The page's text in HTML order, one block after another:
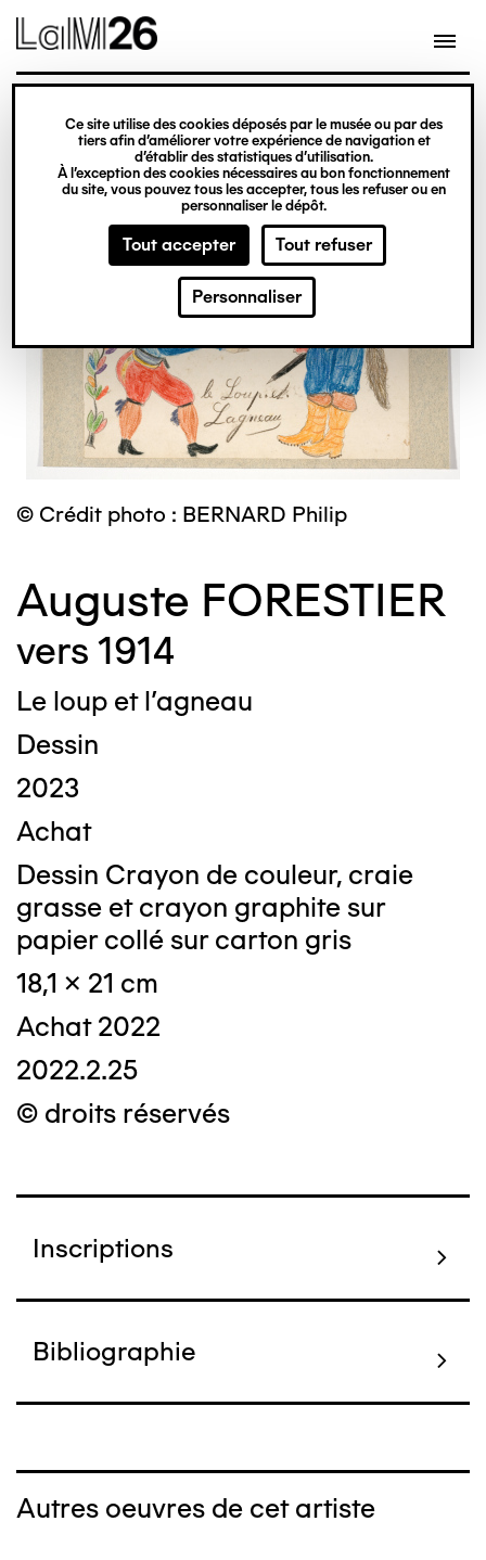
Gestion des cookies
Ce site utilise des cookies déposés par le musée ou par des
tiers afin d’améliorer votre expérience de navigation et
d’établir des statistiques d’utilisation.
À l’exception des cookies nécessaires au bon fonctionnement
du site, vous pouvez tous les accepter, tous les refuser ou en
personnaliser le dépôt.
Tout accepter Tout refuser
Personnaliser
contenu
© Crédit photo : BERNARD Philip
Auguste FORESTIER
vers 1914
Le loup et l'agneau
Dessin
2023
Achat
Dessin Crayon de couleur, craie
grasse et crayon graphite sur
papier collé sur carton gris
18,1 x 21 cm
Achat 2022
2022.2.25
© droits réservés
Inscriptions
Bibliographie
Autres oeuvres de cet artiste